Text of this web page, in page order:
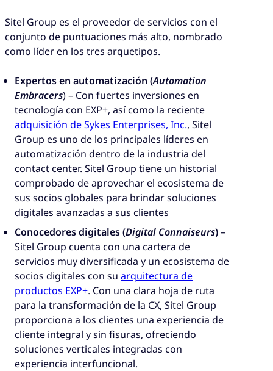
Sitel Group es el proveedor de servicios con el
conjunto de puntuaciones más alto, nombrado
como líder en los tres arquetipos.
Expertos en automatización (Automation
Embracers) – Con fuertes inversiones en
tecnología con EXP+, así como la reciente
adquisición de Sykes Enterprises, Inc., Sitel
Group es uno de los principales líderes en
automatización dentro de la industria del
contact center. Sitel Group tiene un historial
comprobado de aprovechar el ecosistema de
sus socios globales para brindar soluciones
digitales avanzadas a sus clientes
Conocedores digitales (Digital Connaiseurs)–
Sitel Group cuenta con una cartera de
servicios muy diversificada y un ecosistema de
socios digitales con su arquitectura de
productos EXP+. Con una clara hoja de ruta
para la transformación de la CX, Sitel Group
proporciona a los clientes una experiencia de
cliente integral y sin fisuras, ofreciendo
soluciones verticales integradas con
experiencia interfuncional.